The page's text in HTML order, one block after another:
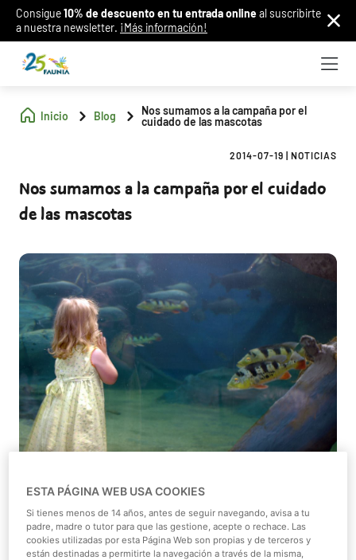
Consigue10% de descuento en tu entrada onlineal suscribirte
a nuestra newsletter. ¡Más información!
Inicio Blog
Nos sumamos a la campaña por el
cuidado de las mascotas
2014-07-19 NOTICIAS
Nos sumamos a la campaña por el cuidado
de las mascotas
Según el estudio de la Fundación Affinity, cada 3 minutos
se abandona una mascota en España. Hasta 150.000
ESTA PÁGINA WEB USA COOKIES
Si tienes menos de 14 años, antes de seguir navegando, avisa a tu
padre, madre o tutor para que las gestione, acepte o rechace. Las
cookies utilizadas por esta Página Web son propias y de terceros y
están destinadas a permitirte la navegación a través de la misma,